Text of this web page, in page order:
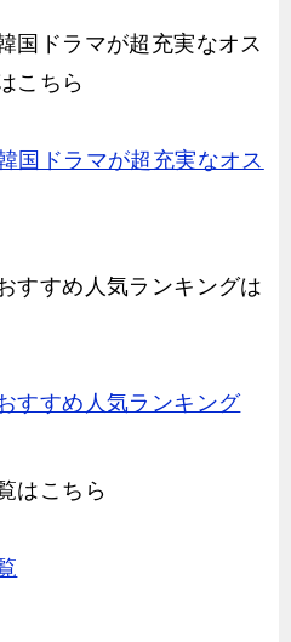
国ドラマが超充実なオス
こちら
国ドラマが超充実なオス
すすめ人気ランキングは
すすめ人気ランキング
はこちら